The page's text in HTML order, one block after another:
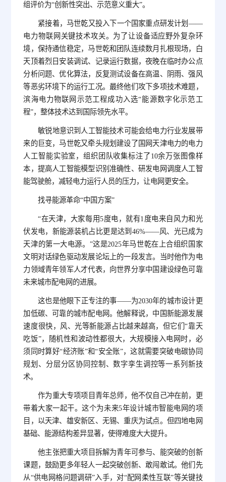
组评价为“创新性突出、示范意义重大”。
紧接着，马世乾又投入下一个国家重点研发计划——
电力物联网关键技术攻关。为了让设备适应野外复杂环
境，保持通信稳定，马世乾和团队连续数月扎根现场，白
天顶着烈日安装调试、记录运行数据，夜晚在临时办公点
分析问题、优化算法，反复测试设备在高温、阴雨、强风
等恶劣环境下的运行工况。最终他们攻下多项技术难题，
滨海电力物联网示范工程成功入选“能源数字化示范工
程”，整体技术达到国际领先水平。
敏锐地意识到人工智能技术可能会给电力行业发展带
来的巨变，马世乾又牵头规划建设了国网天津电力的电力
人工智能实验室，组织团队收集标注了10余万张图像样
本，提高人工智能模型识别准确性、研发电网调度人工智
能驾驶舱，减轻电力运行人员的压力，让电网更安全。
找寻能源革命“中国方案”
“在天津，大家每用5度电，就有1度电来自风力和光
伏发电，新能源装机占比更是达到46%——风、光已成为
天津的第一大电源。”这是2025年马世乾在上合组织国家
文明对话绿色驱动发展论坛上的一段发言。当时他作为电
力领域青年领军人才代表，向世界分享中国建设绿色可靠
未来城市配电网的进展。
这也是他眼下正专注的事——为2030年的城市设计更
加低碳、可靠的城市配电网。他解释说，中国新能源发展
速度很快，风、光等新能源占比越来越高，但它们“靠天
吃饭”，随机性和波动性都很大，大规模接入电网时，必
须同时算好“经济账”和“安全账”，这就需要突破电碳协同
规划、分层分区协同控制、数字孪生调控等一系列新技
术。
作为重大专项项目青年总师，他不仅自己冲在前，更
带着大家一起干。这个为未来5年设计城市智能电网的项
目，以天津、雄安新区、无锡、重庆为试点。但四地电网
基础、能源结构差异显著，使得难度大大提升。
他主张把重大项目拆解为青年可参与、能突破的创新
课题，鼓励更多年轻人一起突破创新、敢闯敢试。他们先
从“供电网格问题调研”入手，对“配网柔性互联”等关键技